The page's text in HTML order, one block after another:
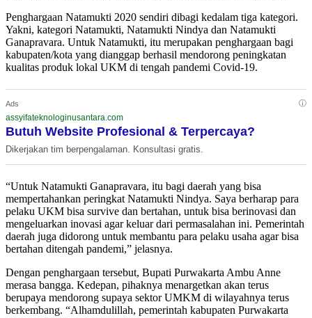
Penghargaan Natamukti 2020 sendiri dibagi kedalam tiga kategori.
Yakni, kategori Natamukti, Natamukti Nindya dan Natamukti
Ganapravara. Untuk Natamukti, itu merupakan penghargaan bagi
kabupaten/kota yang dianggap berhasil mendorong peningkatan
kualitas produk lokal UKM di tengah pandemi Covid-19.
Ads ⓘ
assyifateknologinusantara.com
Butuh Website Profesional & Terpercaya?
Dikerjakan tim berpengalaman. Konsultasi gratis.
“Untuk Natamukti Ganapravara, itu bagi daerah yang bisa
mempertahankan peringkat Natamukti Nindya. Saya berharap para
pelaku UKM bisa survive dan bertahan, untuk bisa berinovasi dan
mengeluarkan inovasi agar keluar dari permasalahan ini. Pemerintah
daerah juga didorong untuk membantu para pelaku usaha agar bisa
bertahan ditengah pandemi,” jelasnya.
Dengan penghargaan tersebut, Bupati Purwakarta Ambu Anne
merasa bangga. Kedepan, pihaknya menargetkan akan terus
berupaya mendorong supaya sektor UMKM di wilayahnya terus
berkembang. “Alhamdulillah, pemerintah kabupaten Purwakarta